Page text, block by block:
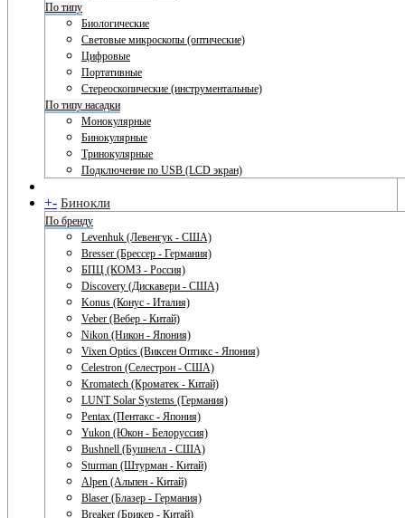
По типу
Биологические
Световые микроскопы (оптические)
Цифровые
Портативные
Стереоскопические (инструментальные)
По типу насадки
Монокулярные
Бинокулярные
Тринокулярные
Подключение по USB (LCD экран)
+- Бинокли
По бренду
Levenhuk (Левенгук - США)
Bresser (Брессер - Германия)
БПЦ (КОМЗ - Россия)
Discovery (Дискавери - США)
Konus (Конус - Италия)
Veber (Вебер - Китай)
Nikon (Никон - Япония)
Vixen Optics (Виксен Оптикс - Япония)
Celestron (Селестрон - США)
Kromatech (Кроматек - Китай)
LUNT Solar Systems (Германия)
Pentax (Пентакс - Япония)
Yukon (Юкон - Белоруссия)
Bushnell (Бушнелл - США)
Sturman (Штурман - Китай)
Alpen (Альпен - Китай)
Blaser (Блазер - Германия)
Breaker (Брикер - Китай)